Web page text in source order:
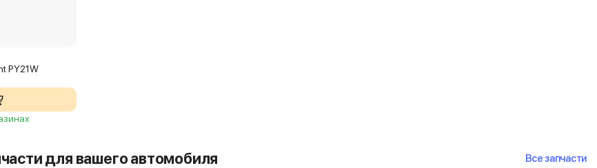
PY21W
для вашего автомобиля Все запчасти